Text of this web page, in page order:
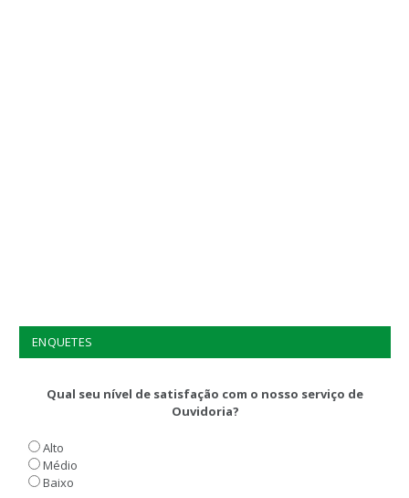
ENQUETES
Qual seu nível de satisfação com o nosso serviço de
Ouvidoria?
Alto
Médio
Baixo